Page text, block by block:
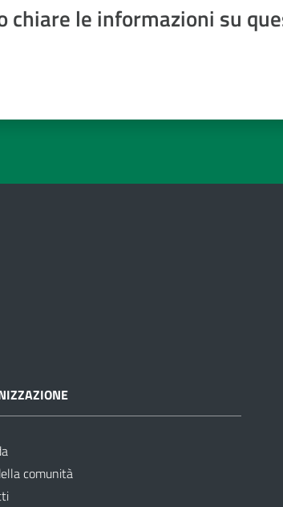
chiare le informazioni su
comunità